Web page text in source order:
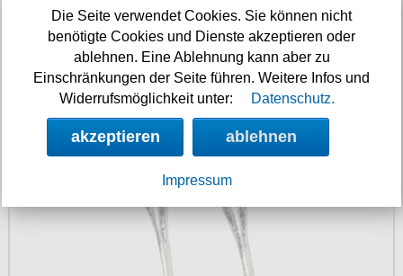
The Beak Ohrringe
Die Seite verwendet Cookies. Sie können nicht
benötigte Cookies und Dienste akzeptieren oder
ablehnen. Eine Ablehnung kann aber zu
Einschränkungen der Seite führen. Weitere Infos und
Widerrufsmöglichkeit unter:
Datenschutz.
akzeptieren ablehnen
Impressum